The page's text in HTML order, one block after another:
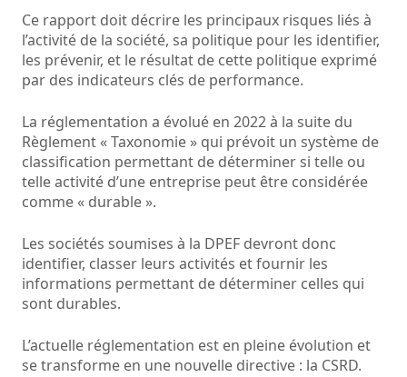
Ce rapport doit décrire les principaux risques liés à
l’activité de la société, sa politique pour les identifier,
les prévenir, et le résultat de cette politique exprimé
par des indicateurs clés de performance.
La réglementation a évolué en 2022 à la suite du
Règlement « Taxonomie » qui prévoit un système de
classification permettant de déterminer si telle ou
telle activité d’une entreprise peut être considérée
comme « durable ».
Les sociétés soumises à la DPEF devront donc
identifier, classer leurs activités et fournir les
informations permettant de déterminer celles qui
sont durables.
L’actuelle réglementation est en pleine évolution et
se transforme en une nouvelle directive : la CSRD.